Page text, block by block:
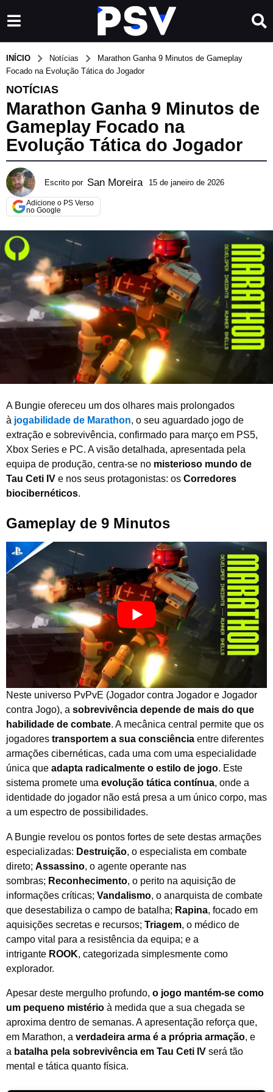
INÍCIO Notícias
Marathon Ganha 9 Minutos de Gameplay
Focado na Evolução Tática do Jogador
NOTÍCIAS
Marathon Ganha 9 Minutos de
Gameplay Focado na
Evolução Tática do Jogador
Escrito por San Moreira 15 de janeiro de 2026
j
n
e
i
r
o
d
e
2
0
Adicione o PS Verso
no Google
A Bungie ofereceu um dos olhares mais prolongados
à jogabilidade de Marathon, o seu aguardado jogo de
extração e sobrevivência, confirmado para março em PS5,
Xbox Series e PC. A visão detalhada, apresentada pela
equipa de produção, centra-se no misterioso mundo de
Tau Ceti IV e nos seus protagonistas: os Corredores
biocibernéticos.
Gameplay de 9 Minutos
Neste universo PvPvE (Jogador contra Jogador e Jogador
contra Jogo), a sobrevivência depende de mais do que
habilidade de combate. A mecânica central permite que os
jogadores transportem a sua consciência entre diferentes
armações cibernéticas, cada uma com uma especialidade
única que adapta radicalmente o estilo de jogo. Este
sistema promete uma evolução tática contínua, onde a
identidade do jogador não está presa a um único corpo, mas
a um espectro de possibilidades.
A Bungie revelou os pontos fortes de sete destas armações
especializadas: Destruição, o especialista em combate
direto; Assassino, o agente operante nas
sombras; Reconhecimento, o perito na aquisição de
informações críticas; Vandalismo, o anarquista de combate
que desestabiliza o campo de batalha; Rapina, focado em
aquisições secretas e recursos; Triagem, o médico de
campo vital para a resistência da equipa; e a
intrigante ROOK, categorizada simplesmente como
explorador.
Apesar deste mergulho profundo, o jogo mantém-se como
um pequeno mistério à medida que a sua chegada se
aproxima dentro de semanas. A apresentação reforça que,
em Marathon, a verdadeira arma é a própria armação, e
a batalha pela sobrevivência em Tau Ceti IV será tão
mental e tática quanto física.